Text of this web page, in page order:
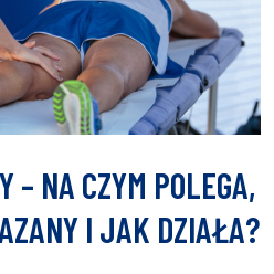
– NA CZYM POLEGA,
I JAK DZIAŁA?